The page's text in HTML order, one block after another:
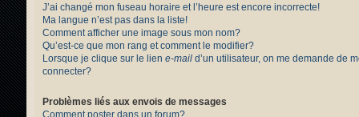
J’ai changé mon fuseau horaire et l’heure est encore incorrecte!
Ma langue n’est pas dans la liste!
Comment afficher une image sous mon nom?
Qu’est-ce que mon rang et comment le modifier?
Lorsque je clique sur le lien e-mail d’un utilisateur, on me demande de
connecter?
Problèmes liés aux envois de messages
Comment poster dans un forum?